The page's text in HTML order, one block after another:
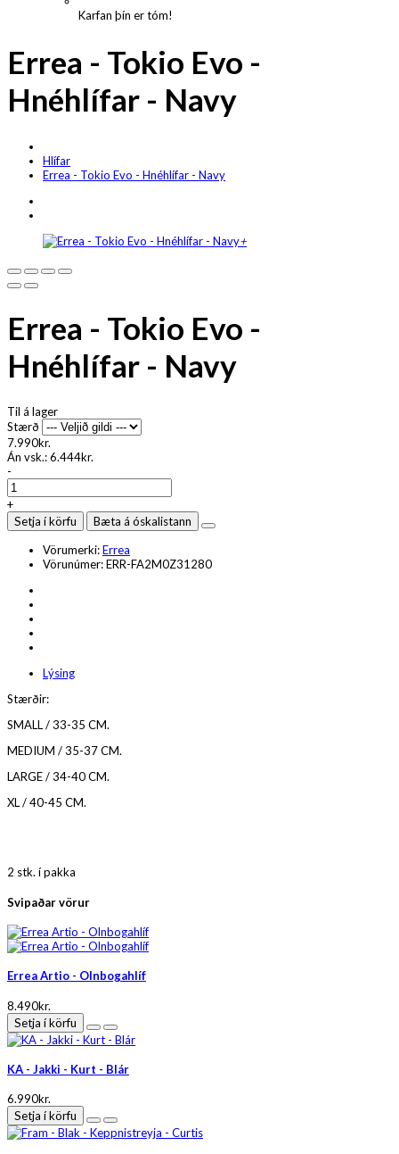
Karfan þín er tóm!
Errea - Tokio Evo -
Hnéhlífar - Navy
Hlífar
Errea - Tokio Evo - Hnéhlífar - Navy
+
Errea - Tokio Evo -
Hnéhlífar - Navy
Til á lager
Stærð
7.990kr.
Án vsk.:6.444kr.
-
+
Setja í körfu
Bæta á óskalistann
Vörumerki:Errea
Vörunúmer:ERR-FA2M0Z31280
Lýsing
Stærðir:
SMALL / 33-35 CM.
MEDIUM / 35-37 CM.
LARGE / 34-40 CM.
XL / 40-45 CM.
2 stk. í pakka
Svipaðar vörur
Errea Artio - Olnbogahlíf
8.490kr.
Setja í körfu
KA - Jakki - Kurt - Blár
6.990kr.
Setja í körfu